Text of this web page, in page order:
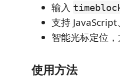
输入
支持 JavaScript
智能光标定位
使用方法